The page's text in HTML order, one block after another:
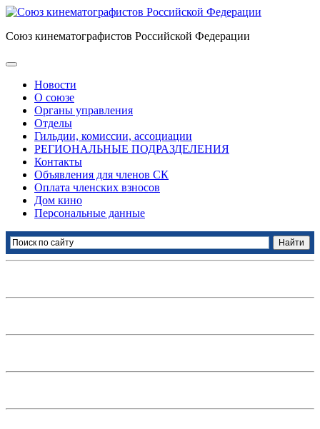
Союз кинематографистов Российской Федерации
Новости
О союзе
Органы управления
Отделы
Гильдии, комиссии, ассоциации
РЕГИОНАЛЬНЫЕ ПОДРАЗДЕЛЕНИЯ
Контакты
Объявления для членов СК
Оплата членских взносов
Дом кино
Персональные данные